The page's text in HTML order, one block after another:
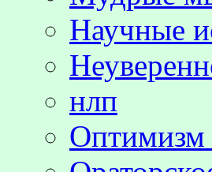
Научные
нлп
Оптимизм